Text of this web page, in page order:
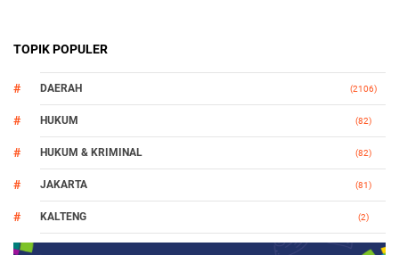
TOPIK POPULER
DAERAH (2106)
HUKUM (82)
HUKUM & KRIMINAL (82)
JAKARTA (81)
KALTENG (2)
(147)